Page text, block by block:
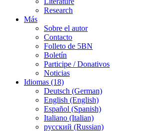
Research
Más
Sobre el autor
Contacto
Folleto de 5BN
Boletín
Participe / Donativos
Noticias
Idiomas (18)
Deutsch (German)
English (English)
Español (Spanish)
Italiano (Italian)
русский (Russian)